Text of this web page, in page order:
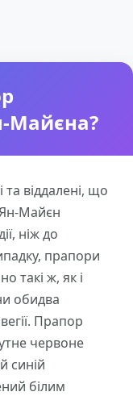
Майєна?
та віддалені, що
Майєн
ніж до
прапори
такі ж, як і
обидва
Прапор
червоне
синій
білим